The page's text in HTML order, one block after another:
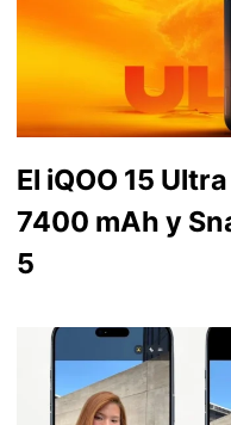
El iQOO 15
7400 mAh y
5